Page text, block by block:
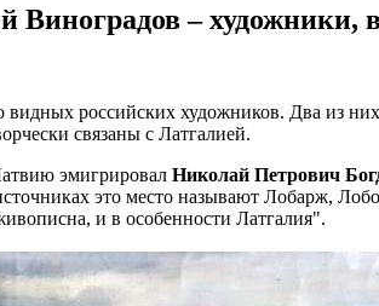
Виноградов –
российских художников. Два из
связаны с Латгалией.
эмигрировал Николай Петрович
это место называют Лобарж,
и в особенности Латгалия".